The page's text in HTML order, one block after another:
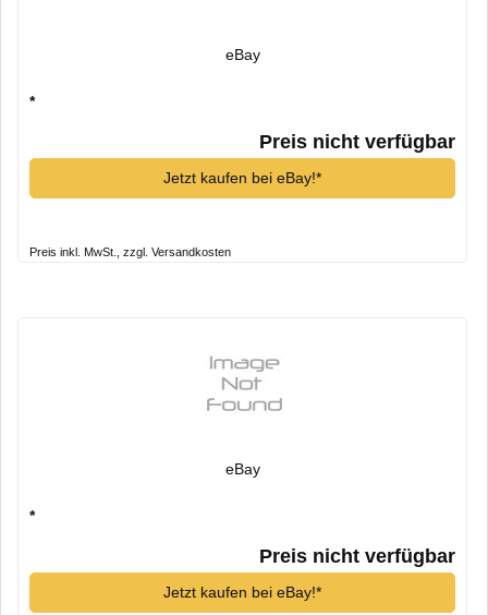
eBay
*
Preis nicht verfügbar
Jetzt kaufen bei eBay!*
Preis inkl. MwSt., zzgl. Versandkosten
eBay
*
Preis nicht verfügbar
Jetzt kaufen bei eBay!*